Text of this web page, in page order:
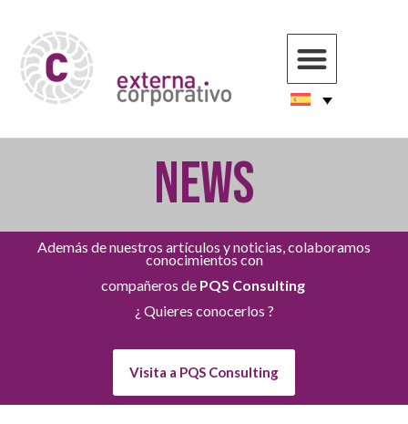
NEWS
Además de nuestros artículos y noticias, colaboramos
conocimientos con
compañeros de PQS Consulting
¿ Quieres conocerlos ?
Visita a PQS Consulting